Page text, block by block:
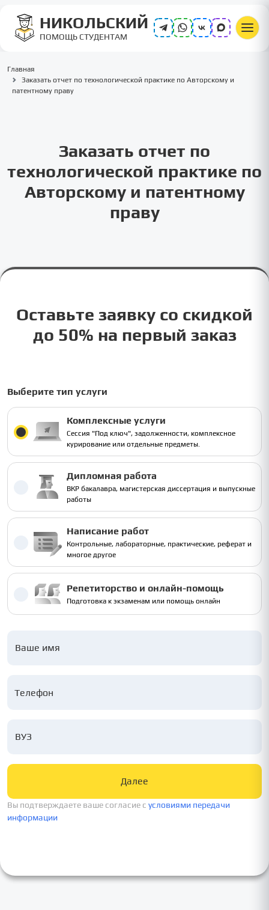
НИКОЛЬСКИЙ
ПОМОЩЬ СТУДЕНТАМ
Главная
Заказать отчет по технологической практике по Авторскому и
патентному праву
Заказать отчет по
технологической практике по
Авторскому и патентному
праву
Оставьте заявку со скидкой
до 50% на первый заказ
Выберите тип услуги
Комплексные услуги
Сессия "Под ключ", задолженности, комплексное
курирование или отдельные предметы.
Дипломная работа
ВКР бакалавра, магистерская диссертация и выпускные
работы
Написание работ
Контрольные, лабораторные, практические, реферат и
многое другое
Репетиторство и онлайн-помощь
Подготовка к экзаменам или помощь онлайн
Ваше имя
ВУЗ
Вы подтверждаете ваше согласие c условиями передачи
информации
Далее